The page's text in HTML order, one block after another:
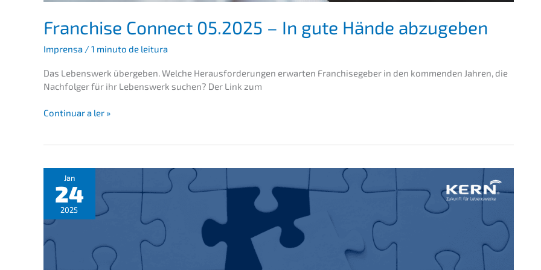
Franchise Connect 05.2025 – In gute Hände abzugeben
Impren­sa / 1 minuto de leitura
Das Lebens­werk überge­ben. Welche Heraus­for­de­run­gen erwar­ten Franchise­ge­ber in den kommen­den Jahren, die
Nachfol­ger für ihr Lebens­werk suchen? Der Link zum
Franchise
Hände
abzuge­
ben
Conti­nu­ar a ler »
Jan
24
2025